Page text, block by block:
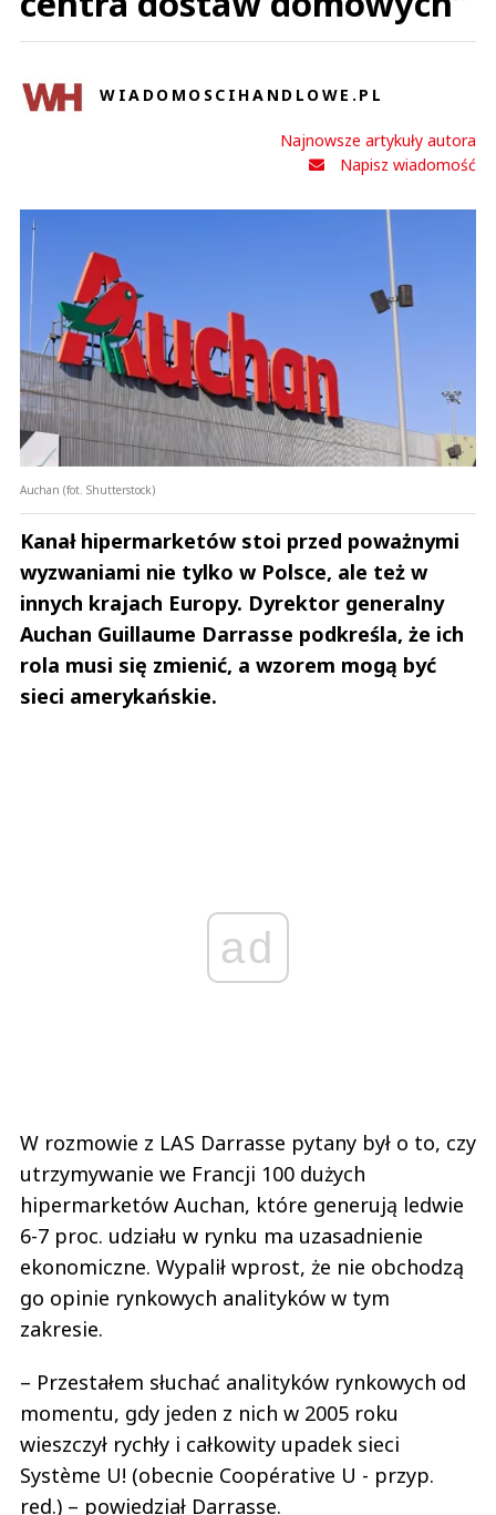
WIADOMOSCIHANDLOWE.PL
Najnowsze artykuły autora
Napisz wiadomość
Auchan (fot. Shutterstock)
Kanał hipermarketów stoi przed poważnymi
wyzwaniami nie tylko w Polsce, ale też w
innych krajach Europy. Dyrektor generalny
Auchan Guillaume Darrasse podkreśla, że ich
rola musi się zmienić, a wzorem mogą być
sieci amerykańskie.
ad
W rozmowie z LAS Darrasse pytany był o to, czy
utrzymywanie we Francji 100 dużych
hipermarketów Auchan, które generują ledwie
6-7 proc. udziału w rynku ma uzasadnienie
ekonomiczne. Wypalił wprost, że nie obchodzą
go opinie rynkowych analityków w tym
zakresie.
– Przestałem słuchać analityków rynkowych od
momentu, gdy jeden z nich w 2005 roku
wieszczył rychły i całkowity upadek sieci
Système U! (obecnie Coopérative U - przyp.
red.) – powiedział Darrasse.